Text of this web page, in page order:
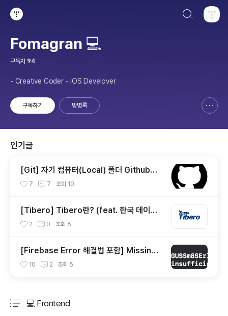
Fomagran 💻
구독자 94
- Creative Coder - iOS Develover
구독하기 방명록
인기글
[Git] 자기 컴퓨터(Local) 폴더 Github에
연결하기
7 7 조회 10
[Tibero] Tibero란? (feat. 한국 데이터
베이스)
2 0 조회 6
[Firebase Error 해결법 포함] Missing
or insufficient permissions
10 2 조회 5
💻 Frontend